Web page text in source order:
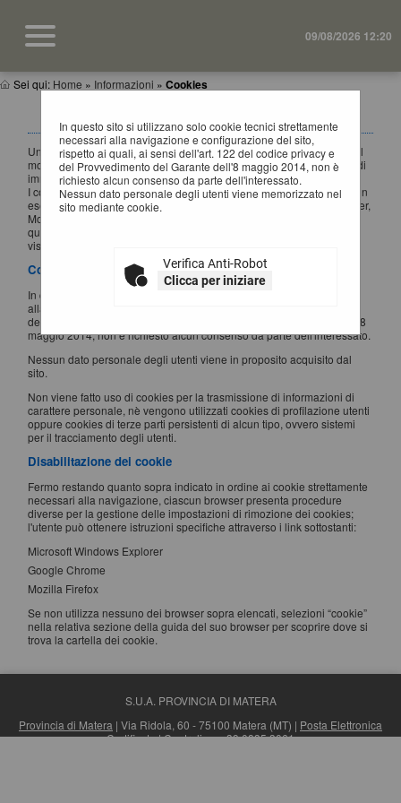
09/08/2026 12:20
Sei qui: Home » Informazioni » Cookies
In questo sito si utilizzano solo cookie tecnici strettamente
necessari alla navigazione e configurazione del sito,
rispetto ai quali, ai sensi dell'art. 122 del codice privacy e
del Provvedimento del Garante dell'8 maggio 2014, non è
richiesto alcun consenso da parte dell'interessato.
Nessun dato personale degli utenti viene memorizzato nel
sito mediante cookie.
Verifica Anti-Robot
Clicca per iniziare
INFORMATIVA SUI COOKIES
Un "cookie" è un piccolo file di testo creato sul computer dell'utente al
momento in cui questo accede ad un determinato sito, con lo scopo di
immagazzinare e trasportare informazioni.
I cookie sono inviati da un server web (che è il computer sul quale è in
esecuzione il sito web visitato) al browser dell'utente (Internet Explorer,
Mozilla Firefox, Google Chrome, ecc.) e memorizzati sul computer di
quest'ultimo; vengono, quindi, re-inviati al sito web al momento delle
visite successive.
Cookies utilizzati
In questo sito si utilizzano solo cookie tecnici strettamente necessari
alla navigazione e configurazione del sito, rispetto ai quali, ai sensi
dell'art. 122 del codice privacy e del Provvedimento del Garante dell'8
maggio 2014, non è richiesto alcun consenso da parte dell'interessato.
Nessun dato personale degli utenti viene in proposito acquisito dal
sito.
Non viene fatto uso di cookies per la trasmissione di informazioni di
carattere personale, nè vengono utilizzati cookies di profilazione utenti
oppure cookies di terze parti persistenti di alcun tipo, ovvero sistemi
per il tracciamento degli utenti.
Disabilitazione dei cookie
Fermo restando quanto sopra indicato in ordine ai cookie strettamente
necessari alla navigazione, ciascun browser presenta procedure
diverse per la gestione delle impostazioni di rimozione dei cookies;
l'utente può ottenere istruzioni specifiche attraverso i link sottostanti:
Microsoft Windows Explorer
Google Chrome
Mozilla Firefox
Se non utilizza nessuno dei browser sopra elencati, selezioni “cookie”
nella relativa sezione della guida del suo browser per scoprire dove si
trova la cartella dei cookie.
S.U.A. PROVINCIA DI MATERA
Provincia di Matera | Via Ridola, 60 - 75100 Matera (MT) | Posta Elettronica
Certificata| Centralino: +39 0835 3061